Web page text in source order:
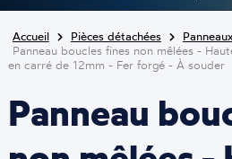
Accueil Pièces détachées Panneaux
Panneau boucles fines non mêlées -
en carré de 12mm - Fer forgé - À souder
Panneau